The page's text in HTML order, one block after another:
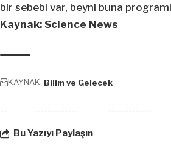
bir sebebi var, beyni buna
Kaynak: Science News
KAYNAK: Bilim ve Gelecek
Bu Yazıyı Paylaşın